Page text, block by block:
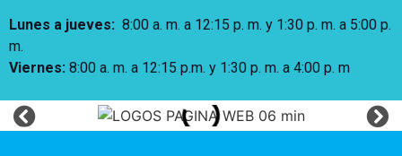
Lunes a jueves: 8:00 a. m. a 12:15 p. m. y 1:30 p. m. a 5:00 p.
m.
Viernes: 8:00 a. m. a 12:15 p.m. y 1:30 p. m. a 4:00 p. m